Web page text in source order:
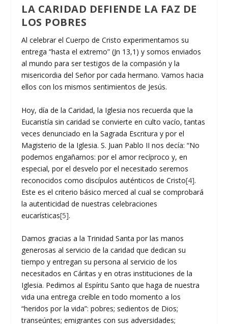
LA CARIDAD DEFIENDE LA FAZ DE
LOS POBRES
Al celebrar el Cuerpo de Cristo experimentamos su
entrega “hasta el extremo” (Jn 13,1) y somos enviados
al mundo para ser testigos de la compasión y la
misericordia del Señor por cada hermano. Vamos hacia
ellos con los mismos sentimientos de Jesús.
Hoy, día de la Caridad, la Iglesia nos recuerda que la
Eucaristía sin caridad se convierte en culto vacío, tantas
veces denunciado en la Sagrada Escritura y por el
Magisterio de la Iglesia. S. Juan Pablo II nos decía: “No
podemos engañarnos: por el amor recíproco y, en
especial, por el desvelo por el necesitado seremos
reconocidos como discípulos auténticos de Cristo[4].
Este es el criterio básico merced al cual se comprobará
la autenticidad de nuestras celebraciones
eucarísticas[5].
Damos gracias a la Trinidad Santa por las manos
generosas al servicio de la caridad que dedican su
tiempo y entregan su persona al servicio de los
necesitados en Cáritas y en otras instituciones de la
Iglesia. Pedimos al Espíritu Santo que haga de nuestra
vida una entrega creíble en todo momento a los
“heridos por la vida”: pobres; sedientos de Dios;
transeúntes; emigrantes con sus adversidades;